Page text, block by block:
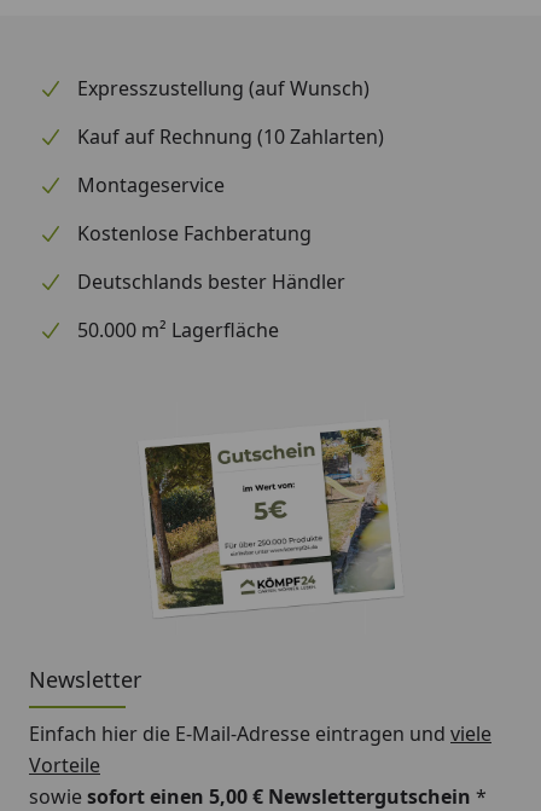
Sicherheitsabschaltung
Selbstständige Fehlerdiagnose und -anzeige
Steuermodule
Individuelle Montagemöglichkeit der Module
Sauna-Modul
Finnisches Saunieren bis 110°C einstellbar, max. 6
Stunden (Sicherheitsabschaltung)
Verdampfer-Modul
Kommunikation mit dem Saunamodul für
Dampfsauna
10 individuelle Dampfstufen einstellbar
Sicherheits-Temperaturbegrenzung
Zum Einsatz ausschließlich im privaten und
häuslichen Bereich geeignet
Expresszustellung (auf Wunsch)
Kauf auf Rechnung (10 Zahlarten)
Montageservice
Kostenlose Fachberatung
Deutschlands bester Händler
50.000 m² Lagerfläche
Newsletter
Einfach hier die E-Mail-Adresse eintragen und viele
Vorteile
sowiesofort einen 5,00 € Newslettergutschein *